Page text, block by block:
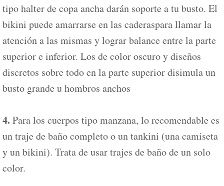
tipo halter de copa ancha darán soporte a tu busto. El
bikini puede amarrarse en las caderaspara llamar la
atención a las mismas y lograr balance entre la parte
superior e inferior. Los de color oscuro y diseños
discretos sobre todo en la parte superior disimula un
busto grande u hombros anchos
4. Para los cuerpos tipo manzana, lo recomendable es
un traje de baño completo o un tankini (una camiseta
y un bikini). Trata de usar trajes de baño de un solo
color.